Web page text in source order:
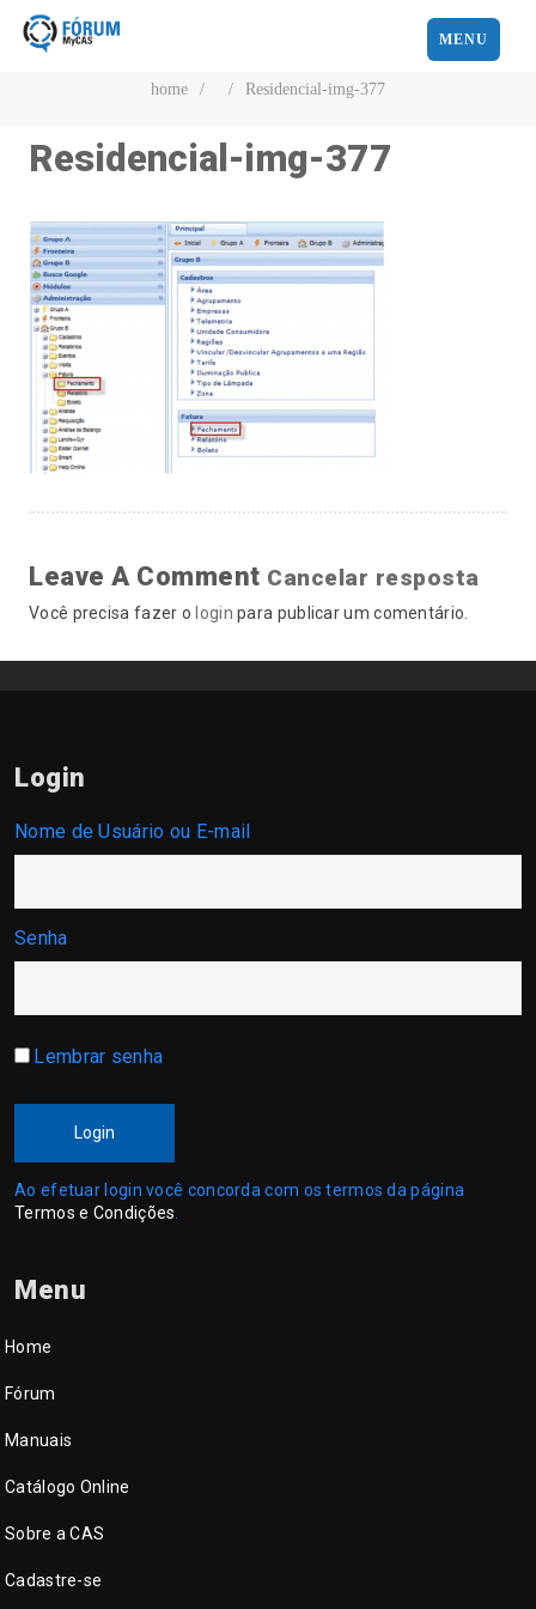
MENU
home / / Residencial-img-377
Residencial-img-377
Leave A Comment Cancelar resposta
Você precisa fazer o login para publicar um comentário.
Login
Nome de Usuário ou E-mail
Senha
Lembrar senha
Login
Ao efetuar login você concorda com os termos da página
Termos e Condições
Menu
Home
Fórum
Manuais
Catálogo Online
Sobre a CAS
Cadastre-se